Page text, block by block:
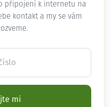
připojení k internetu na
kontakt a my se vám
mi